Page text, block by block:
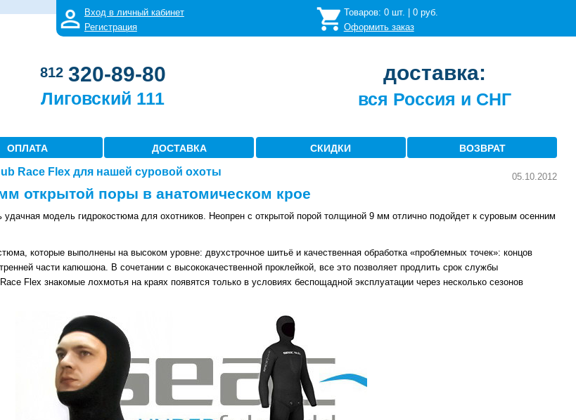
Вход в личный кабинет
Регистрация
Товаров: 0шт. | 0руб.
Оформить заказ
812 320-89-80
Лиговский 111
доставка:
вся Россия и СНГ
ОПЛАТА ДОСТАВКА СКИДКИ ВОЗВРАТ
Race Flex для нашей суровой охоты 05.10.2012
открытой поры в анатомическом крое
удачная модель гидрокостюма для охотников. Неопрен с открытой порой толщиной 9 мм отлично подойдет к суровым осенним
которые выполнены на высоком уровне: двухстрочное шитьё и качественная обработка «проблемных точек»: концов
части капюшона. В сочетании с высококачественной проклейкой, все это позволяет продлить срок службы
Flex знакомые лохмотья на краях появятся только в условиях беспощадной эксплуатации через несколько сезонов